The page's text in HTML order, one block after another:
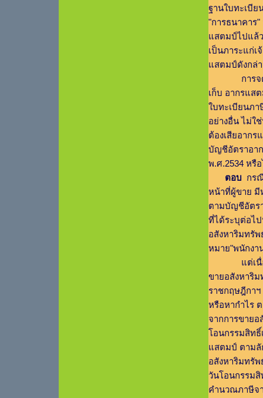
ฐานใบทะเบีย
"การธนาคาร
แสตมป์ไปแล้
เป็นภาระแก่เ
แสตมป์ดังกล่
การจดทะเ
เก็บ อากรแส
ใบทะเบียนภา
อย่างอื่น ไม่ใ
ต้องเสียอากร
บัญชีอัตราอา
พ.ศ.2534 หรื
ตอบ กร
หน้าที่ผู้ขาย มี
ตามบัญชีอัตร
ที่ได้ระบุต่อไป
อสังหาริมทรั
หมาย"พนักงา
แต่เนื่องจา
ขายอสังหาริม
ราชกฤษฎีกาฯ
หรือหากำไร
จากการขายอ
โอนกรรมสิทธิ์
แสตมป์ ตามลั
อสังหาริมทรั
วันโอนกรรม
คำนวณภาษีจ